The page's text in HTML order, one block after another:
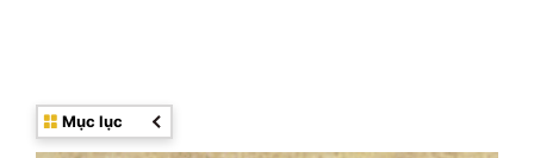
Mục lục